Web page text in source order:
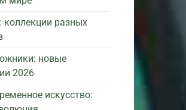
коллекции разных
новые
2026
искусство: